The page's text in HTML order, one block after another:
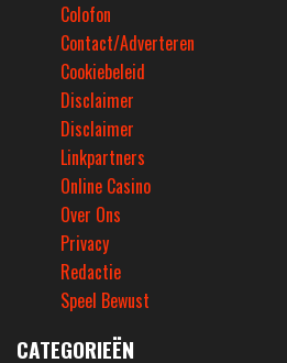
Colofon
Contact/Adverteren
Cookiebeleid
Disclaimer
Disclaimer
Linkpartners
Online Casino
Over Ons
Privacy
Redactie
Speel Bewust
CATEGORIEËN